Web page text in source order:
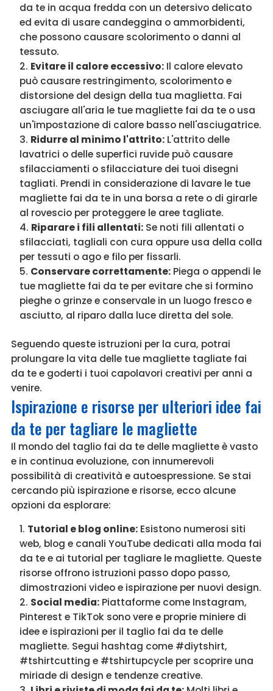
da te in acqua fredda con un detersivo delicato
ed evita di usare candeggina o ammorbidenti,
che possono causare scolorimento o danni al
tessuto.
Evitare il calore eccessivo: Il calore elevato
può causare restringimento, scolorimento e
distorsione del design della tua maglietta. Fai
asciugare all'aria le tue magliette fai da te o usa
un'impostazione di calore basso nell'asciugatrice.
Ridurre al minimo l'attrito: L'attrito delle
lavatrici o delle superfici ruvide può causare
sfilacciamenti o sfilacciature dei tuoi disegni
tagliati. Prendi in considerazione di lavare le tue
magliette fai da te in una borsa a rete o di girarle
al rovescio per proteggere le aree tagliate.
Riparare i fili allentati: Se noti fili allentati o
sfilacciati, tagliali con cura oppure usa della colla
per tessuti o ago e filo per fissarli.
Conservare correttamente: Piega o appendi le
tue magliette fai da te per evitare che si formino
pieghe o grinze e conservale in un luogo fresco e
asciutto, al riparo dalla luce diretta del sole.
Seguendo queste istruzioni per la cura, potrai
prolungare la vita delle tue magliette tagliate fai
da te e goderti i tuoi capolavori creativi per anni a
venire.
Ispirazione e risorse per ulteriori idee fai
da te per tagliare le magliette
Il mondo del taglio fai da te delle magliette è vasto
e in continua evoluzione, con innumerevoli
possibilità di creatività e autoespressione. Se stai
cercando più ispirazione e risorse, ecco alcune
opzioni da esplorare:
Tutorial e blog online: Esistono numerosi siti
web, blog e canali YouTube dedicati alla moda fai
da te e ai tutorial per tagliare le magliette. Queste
risorse offrono istruzioni passo dopo passo,
dimostrazioni video e ispirazione per nuovi design.
Social media: Piattaforme come Instagram,
Pinterest e TikTok sono vere e proprie miniere di
idee e ispirazioni per il taglio fai da te delle
magliette. Segui hashtag come #diytshirt,
#tshirtcutting e #tshirtupcycle per scoprire una
miriade di design e tendenze creative.